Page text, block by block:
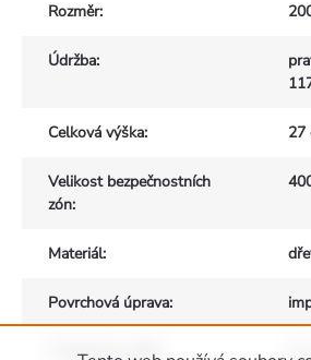
Rozměr:
Údržba:
Celková výška: 27
Velikost bezpečnostních
zón:
Materiál:
Povrchová úprava:
Vhodné pro děti